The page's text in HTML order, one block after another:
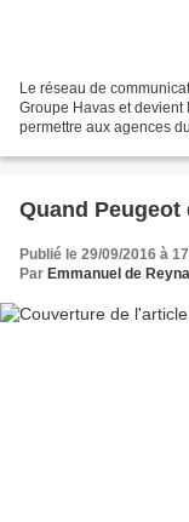
Le réseau de
Groupe Havas et
permettre aux agences
Quand Peugeot
Publié le 29/09/2016 à
Par Emmanuel de Reynal